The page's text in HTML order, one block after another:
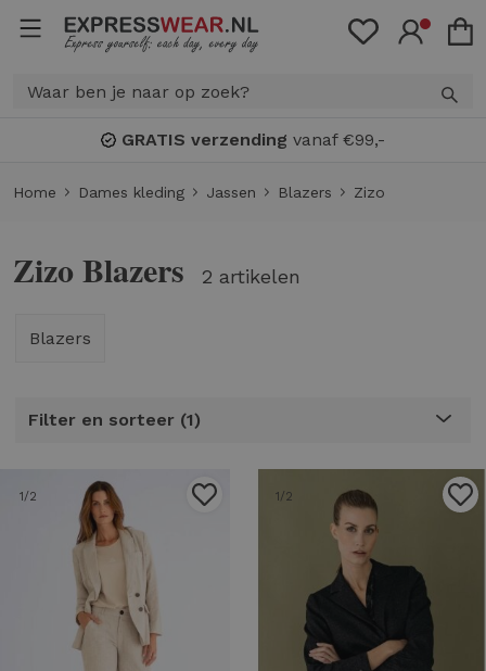
GRATIS verzending vanaf €99,-
Home Dames kleding Jassen Blazers Zizo
Zizo Blazers 2 artikelen
Blazers
Filter en sorteer 1
1/2 1 /2